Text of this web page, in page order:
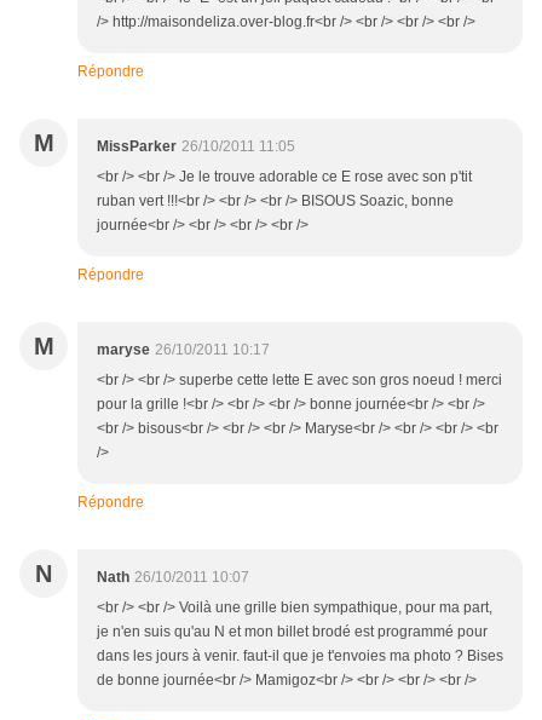
/> http://maisondeliza.over-blog.fr<br /> <br /> <br /> <br />
Répondre
M MissParker 26/10/2011 11:05
<br /> <br /> Je le trouve adorable ce E rose avec son p'tit
ruban vert !!!<br /> <br /> <br /> BISOUS Soazic, bonne
journée<br /> <br /> <br /> <br />
Répondre
M maryse 26/10/2011 10:17
<br /> <br /> superbe cette lette E avec son gros noeud ! merci
pour la grille !<br /> <br /> <br /> bonne journée<br /> <br />
<br /> bisous<br /> <br /> <br /> Maryse<br /> <br /> <br /> <br
/>
Répondre
N Nath 26/10/2011 10:07
<br /> <br /> Voilà une grille bien sympathique, pour ma part,
je n'en suis qu'au N et mon billet brodé est programmé pour
dans les jours à venir. faut-il que je t'envoies ma photo ? Bises
de bonne journée<br /> Mamigoz<br /> <br /> <br /> <br />